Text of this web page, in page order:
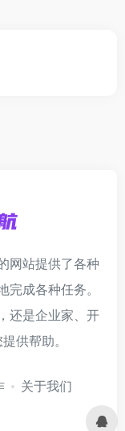
网站提供了各种
成各种任务。
还是企业家、开
供帮助。
关于我们